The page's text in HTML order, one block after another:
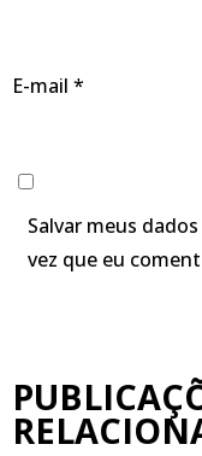
E-mail *
Salvar meus
vez que eu